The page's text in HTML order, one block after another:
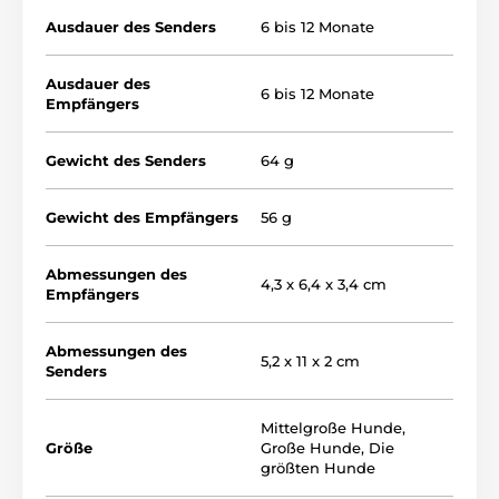
Ausdauer des Senders 6 bis 12 Monate
Ausdauer des
Empfängers
6 bis 12 Monate
Gewicht des Senders 64 g
Gewicht des Empfängers 56 g
Abmessungen des
Empfängers
4,3 x 6,4 x 3,4 cm
Abmessungen des
Senders
5,2 x 11 x 2 cm
Größe
Mittelgroße Hunde,
Große Hunde, Die
größten Hunde